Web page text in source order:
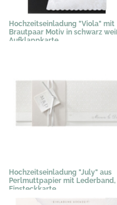
Hochzeitseinladung "Viola" mit
Brautpaar Motiv in schwarz
Aufklappkarte
Hochzeitseinladung "July" aus
Perlmuttpapier mit Lederband,
Einsteckkarte
3,07 €*